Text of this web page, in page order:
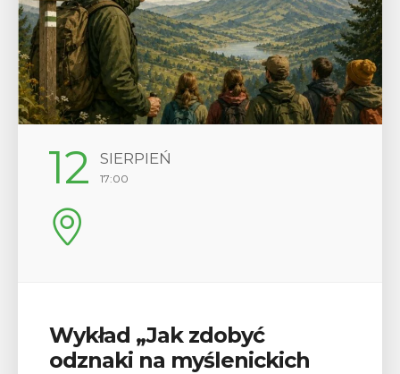
29 SIERPIEŃ
V Turniej Myślimira.
Mieszczanie i rzemieślnicy